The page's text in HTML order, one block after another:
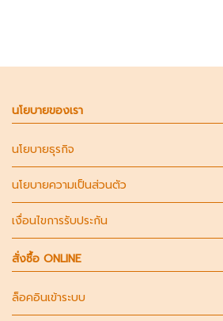
นโยบายของเรา
นโยบายธุรกิจ
นโยบายความเป็นส่วนตัว
เงื่อนไขการรับประกัน
สั่งซื้อ ONLINE
ล็อคอินเข้าระบบ